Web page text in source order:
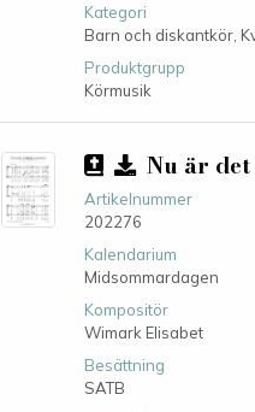
Kategori
Barn och diskantkör,
Produktgrupp
Körmusik
Nu är
Artikelnummer
202276
Kalendarium
Midsommardagen
Kompositör
Wimark Elisabet
Besättning
SATB